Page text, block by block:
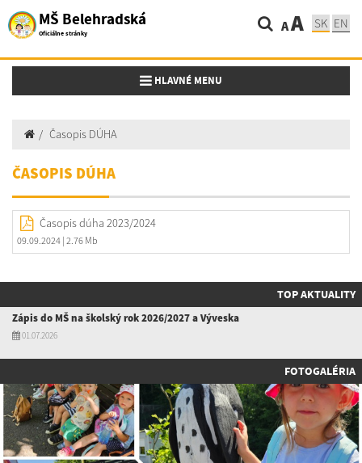
MŠ Belehradská
Oficiálne stránky AA SK EN
Toggle navigation
HLAVNÉ MENU
Časopis DÚHA
ČASOPIS DÚHA
Časopis dúha 2023/2024
09.09.2024 | 2.76 Mb
TOP AKTUALITY
Zápis do MŠ na školský rok 2026/2027 a Výveska
01.07.2026
FOTOGALÉRIA